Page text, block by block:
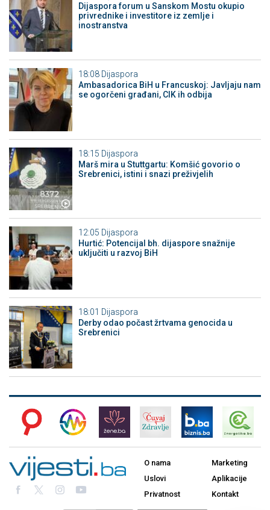
Dijaspora forum u Sanskom Mostu okupio
privrednike i investitore iz zemlje i
inostranstva
18:08 Dijaspora
Ambasadorica BiH u Francuskoj: Javljaju nam
se ogorčeni građani, CIK ih odbija
18:15 Dijaspora
Marš mira u Stuttgartu: Komšić govorio o
Srebrenici, istini i snazi preživjelih
12:05 Dijaspora
Hurtić: Potencijal bh. dijaspore snažnije
uključiti u razvoj BiH
18:01 Dijaspora
Derby odao počast žrtvama genocida u
Srebrenici
O nama
Uslovi
Privatnost
Marketing
Aplikacije
Kontakt